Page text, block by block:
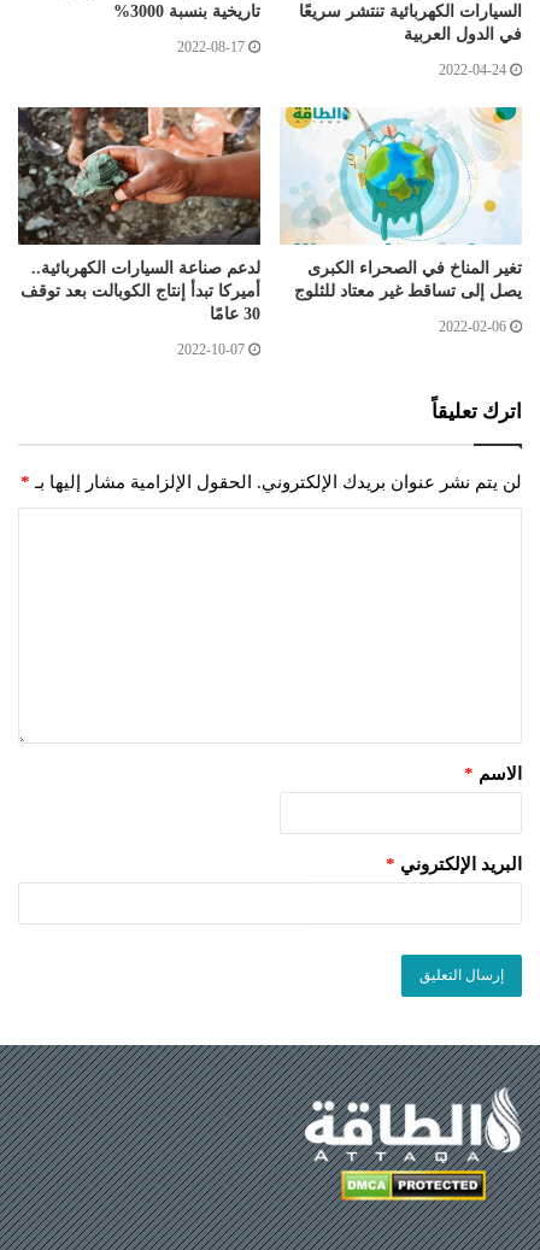
السيارات الكهربائية تنتشر سريعًا
في الدول العربية
2022-04-24
تاريخية بنسبة 3000%
2022-08-17
تغير المناخ في الصحراء الكبرى
يصل إلى تساقط غير معتاد للثلوج
2022-02-06
لدعم صناعة السيارات الكهربائية..
أميركا تبدأ إنتاج الكوبالت بعد توقف
30 عامًا
2022-10-07
اترك تعليقاً
لن يتم نشر عنوان بريدك الإلكتروني. الحقول الإلزامية مشار إليها بـ *
الاسم *
البريد الإلكتروني *